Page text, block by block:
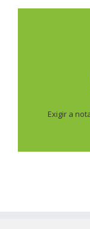
Exigir a